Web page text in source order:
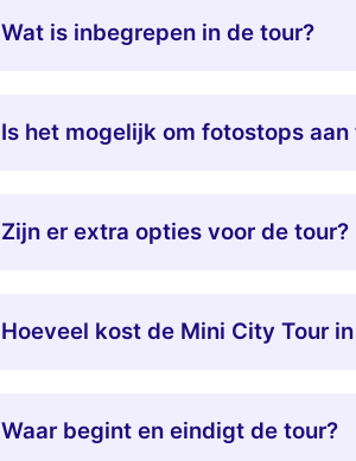
Wat is inbegrepen in de tour?
Is het mogelijk om fotostops aan
Zijn er extra opties voor de tour?
Hoeveel kost de Mini City Tour
Waar begint en eindigt de tour?